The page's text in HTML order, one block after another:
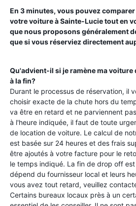
En 3 minutes, vous pouvez
votre voiture àSainte-Lucietout en
que nous proposons généralement
que si vous réserviez directement
Qu'advient-il si je ramène ma voiture
à la fin?
Durant le processus de réservation, il
choisir exacte de la chute hors du
va être en retard et ne parviennent
à l'heure indiquée, il faut de toute
de location de voiture. Le calcul de
est basée sur 24 heures et des frais
être ajoutés à votre facture pour le
le temps indiqué. La fin de drop off
dépend du fournisseur local et leurs
vous avez tout retard, veuillez
Certains bureaux locaux près à un